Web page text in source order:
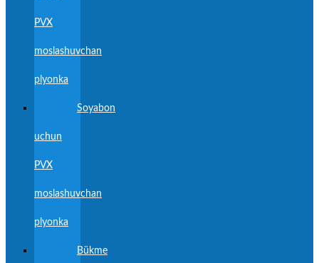
PVX
moslashuvchan
plyonka
Soyabon
uchun
PVX
moslashuvchan
plyonka
Bükme